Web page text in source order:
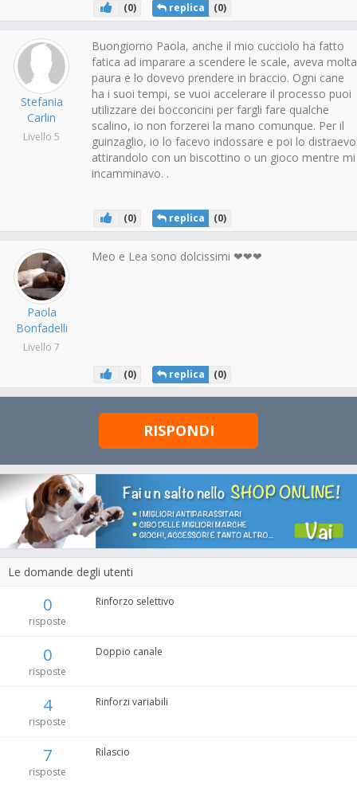
(0) replica (0)
Stefania
Carlin
Livello 5
Buongiorno Paola, anche il mio cucciolo ha fatto
fatica ad imparare a scendere le scale, aveva molta
paura e lo dovevo prendere in braccio. Ogni cane
ha i suoi tempi, se vuoi accelerare il processo puoi
utilizzare dei bocconcini per fargli fare qualche
scalino, io non forzerei la mano comunque. Per il
guinzaglio, io lo facevo indossare e poi lo distraevo
attirandolo con un biscottino o un gioco mentre mi
incamminavo. .
(0) replica (0)
Paola
Bonfadelli
Livello 7
Meo e Lea sono dolcissimi ❤❤❤
(0) replica (0)
RISPONDI
Le domande degli utenti
0
risposte
Rinforzo selettivo
0
risposte
Doppio canale
4
risposte
Rinforzi variabili
7
risposte
Rilascio